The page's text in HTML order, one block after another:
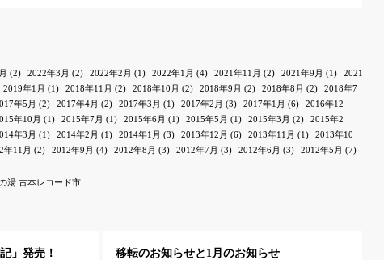
(2) 2022年3月 (2) 2022年2月 (1) 2022年1月 (4) 2021年11月 (2) 2021年9月 (1)
2021
2019年1月 (1) 2018年11月 (2) 2018年10月 (2) 2018年9月 (2) 2018年8月 (2)
2018年7
年5月 (2) 2017年4月 (2) 2017年3月 (1) 2017年2月 (3) 2017年1月 (6)
2016年12
年10月 (1) 2015年7月 (1) 2015年6月 (1) 2015年5月 (1) 2015年3月 (2)
2015年2
年3月 (1) 2014年2月 (1) 2014年1月 (3) 2013年12月 (6) 2013年11月 (1)
2013年10
年11月 (2) 2012年9月 (4) 2012年8月 (3) 2012年7月 (3) 2012年6月 (3) 2012年5月 (7)
湯 古本レコード市
」発売！ 移転のお知らせと1月のお知らせ